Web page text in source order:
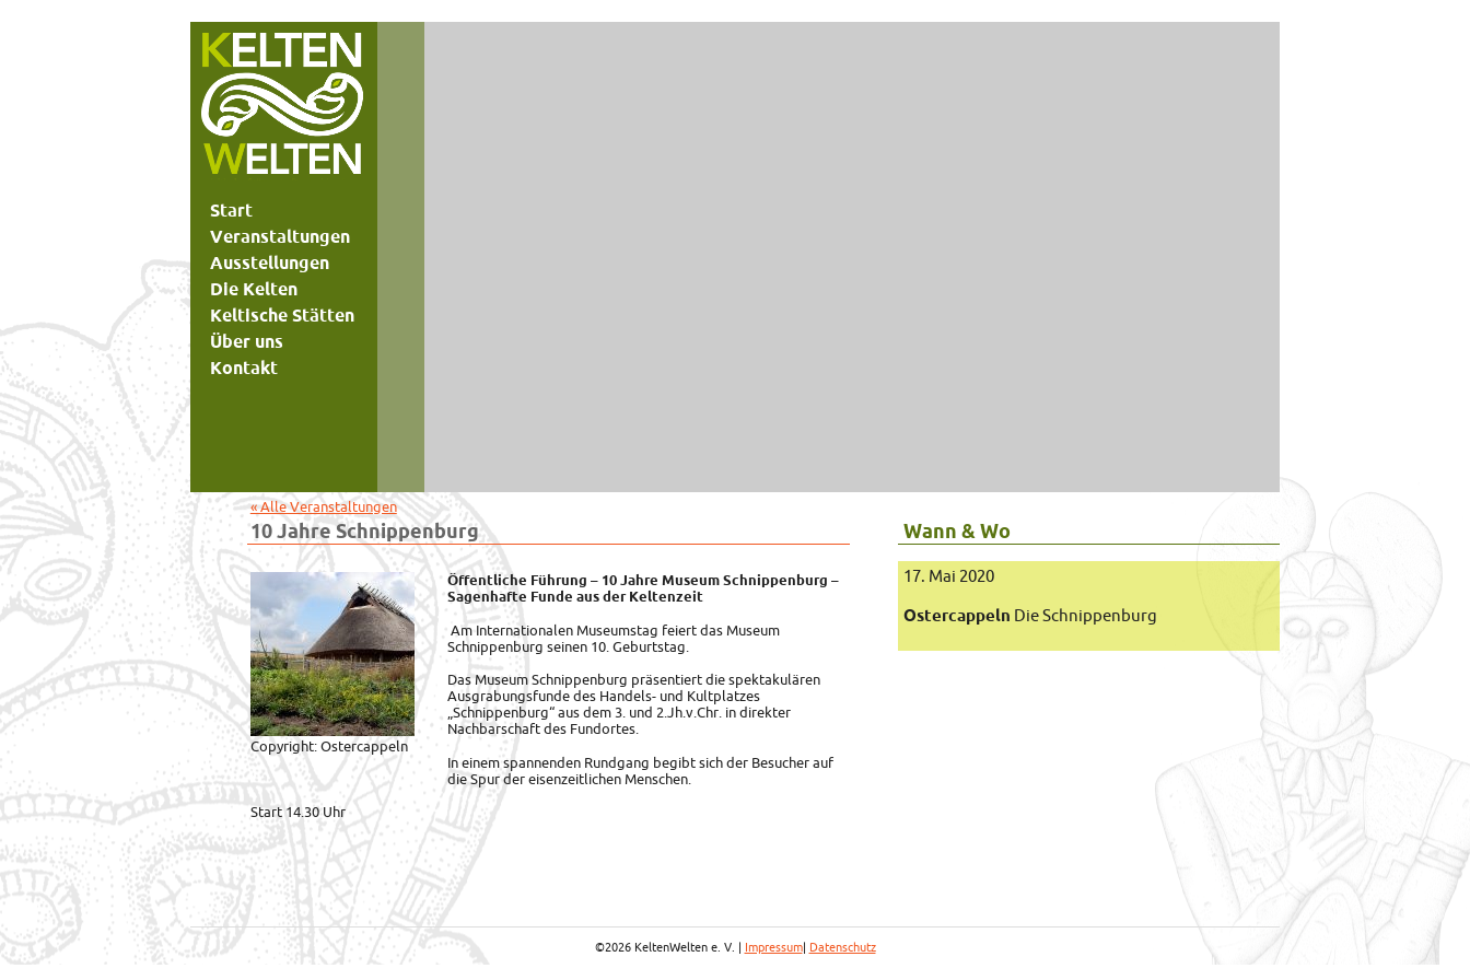
Start
Veranstaltungen
Ausstellungen
Die Kelten
Keltische Stätten
Über uns
Kontakt
« Alle Veranstaltungen
10 Jahre Schnippenburg
Copyright: Ostercappeln
Öffentliche Führung – 10 Jahre Museum Schnippenburg –
Sagenhafte Funde aus der Keltenzeit
Am Internationalen Museumstag feiert das Museum
Schnippenburg seinen 10. Geburtstag.
Das Museum Schnippenburg präsentiert die spektakulären
Ausgrabungsfunde des Handels- und Kultplatzes
„Schnippenburg“ aus dem 3. und 2.Jh.v.Chr. in direkter
Nachbarschaft des Fundortes.
In einem spannenden Rundgang begibt sich der Besucher auf
die Spur der eisenzeitlichen Menschen.
Start 14.30 Uhr
Wann & Wo
17. Mai 2020
Ostercappeln Die Schnippenburg
©2026 KeltenWelten e. V. | Impressum| Datenschutz